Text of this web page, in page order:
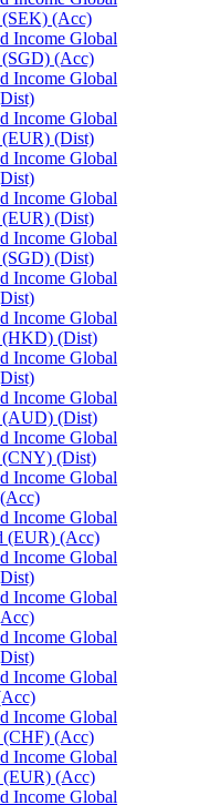
(SEK) (Acc)
Income Global
(SGD) (Acc)
Income Global
Income Global
(EUR) (Dist)
Income Global
Income Global
(EUR) (Dist)
Income Global
(Dist)
Income Global
Income Global
(HKD) (Dist)
Income Global
Income Global
(AUD) (Dist)
Income Global
(CNY) (Dist)
Income Global
Income Global
(EUR) (Acc)
Income Global
Income Global
Income Global
Income Global
Income Global
(CHF) (Acc)
Income Global
(EUR) (Acc)
Income Global